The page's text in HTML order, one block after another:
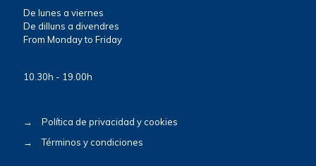
De lunes a viernes
De dilluns a divendres
From Monday to Friday
10.30h - 19.00h
→
Política de privacidad y cookies
→
Términos y condiciones